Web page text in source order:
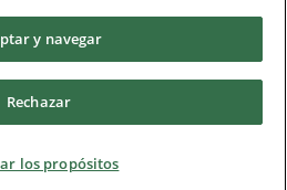
· Shopfully Marketing S.L.U. –
de privacidad
y navegar
Rechazar
los propósitos